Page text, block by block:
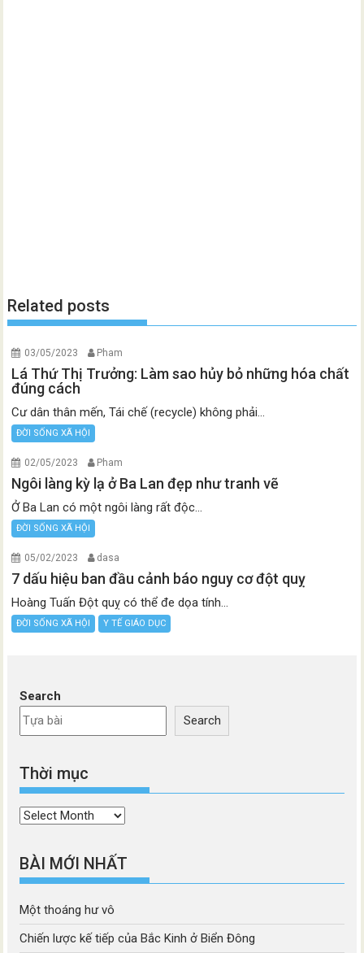
Related posts
03/05/2023 Pham
Lá Thứ Thị Trưởng: Làm sao hủy bỏ những hóa chất
đúng cách
Cư dân thân mến, Tái chế (recycle) không phải...
ĐỜI SỐNG XÃ HỘI
02/05/2023 Pham
Ngôi làng kỳ lạ ở Ba Lan đẹp như tranh vẽ
Ở Ba Lan có một ngôi làng rất độc...
ĐỜI SỐNG XÃ HỘI
05/02/2023 dasa
7 dấu hiệu ban đầu cảnh báo nguy cơ đột quỵ
Hoàng Tuấn Đột quỵ có thể đe dọa tính...
ĐỜI SỐNG XÃ HỘI Y TẾ GIÁO DỤC
Search
Search
Thời mục
Thời
BÀI MỚI NHẤT
Một thoáng hư vô
Chiến lược kế tiếp của Bắc Kinh ở Biển Đông